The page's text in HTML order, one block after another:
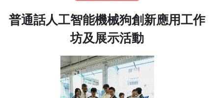
普通話人工智能機械狗創新應用工作
坊及展示活動